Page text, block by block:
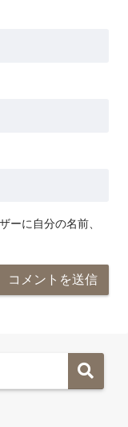
ーに自分の名前、